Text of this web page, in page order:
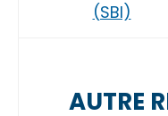
(SBI)
AUTRE